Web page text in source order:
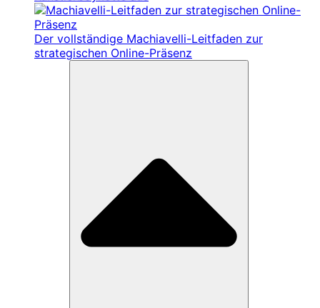
Der vollständige Machiavelli-Leitfaden zur
strategischen Online-Präsenz